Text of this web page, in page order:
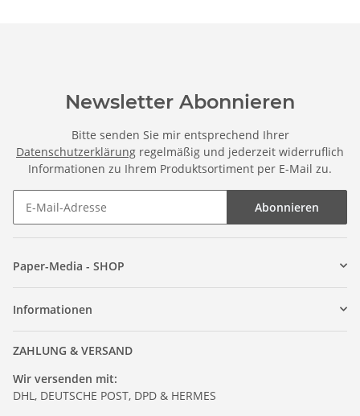
Newsletter Abonnieren
Bitte senden Sie mir entsprechend Ihrer
Datenschutzerklärung regelmäßig und jederzeit widerruflich
Informationen zu Ihrem Produktsortiment per E-Mail zu.
Abonnieren
Paper-Media - SHOP
Informationen
ZAHLUNG & VERSAND
Wir versenden mit:
DHL, DEUTSCHE POST, DPD & HERMES